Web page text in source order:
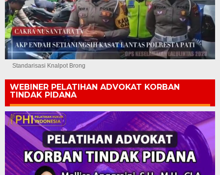
Standarisasi Knalpot Brong
WEBINER PELATIHAN ADVOKAT KORBAN
TINDAK PIDANA